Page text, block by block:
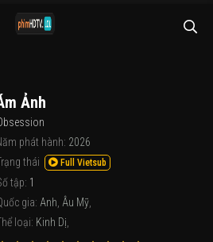
Ảnh
phát hành: 2026
thái
Full Vietsub
tập: 1
gia: Anh Âu Mỹ
loại: Kinh Dị